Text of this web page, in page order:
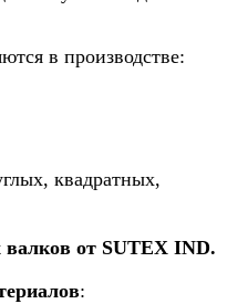
в производстве:
квадратных,
от SUTEX IND.
: